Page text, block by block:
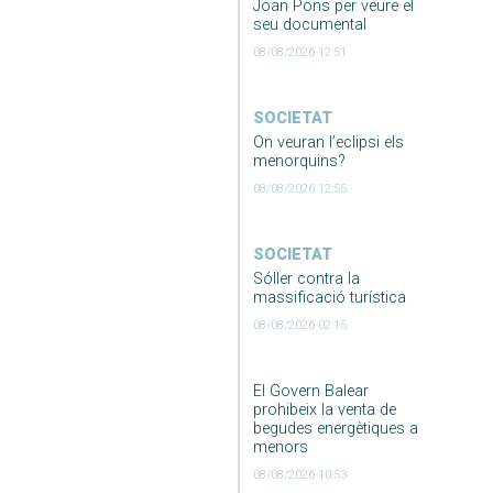
Joan Pons per veure el
seu documental
08/08/2026 12:51
SOCIETAT
On veuran l’eclipsi els
menorquins?
08/08/2026 12:55
SOCIETAT
Sóller contra la
massificació turística
08/08/2026 02:15
El Govern Balear
prohibeix la venta de
begudes energètiques a
menors
08/08/2026 10:53